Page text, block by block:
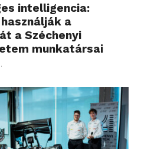
intelligencia:
a
a Széchenyi
munkatársai